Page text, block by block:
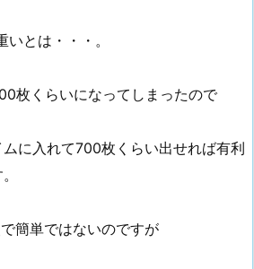
とは・・・。
枚くらいになってしまったので
に入れて700枚くらい出せれば有利
簡単ではないのですが